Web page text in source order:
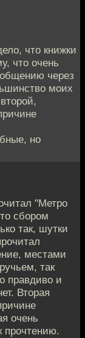
что книжки
что очень
через
моих
но
"Метро
сбором
так, шутки
местами
так
правдиво и
Вторая
очень
прочтению.